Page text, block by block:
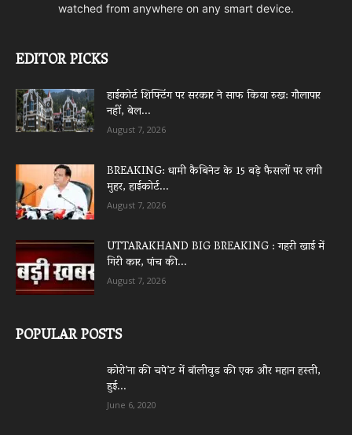
watched from anywhere on any smart device.
EDITOR PICKS
हाईकोर्ट शिफ्टिंग पर सरकार ने साफ किया रुख: गौलापार
नहीं, बेल...
August 7, 2026
BREAKING: धामी कैबिनेट के 15 बड़े फैसलों पर लगी
मुहर, हाईकोर्ट...
August 7, 2026
UTTARAKHAND BIG BREAKING : गहरी खाई में
गिरी कार, पांच की...
August 7, 2026
POPULAR POSTS
कोरो’ना की चपे’ट में बॉलीवुड की एक और महान हस्ती,
हुई...
June 6, 2020